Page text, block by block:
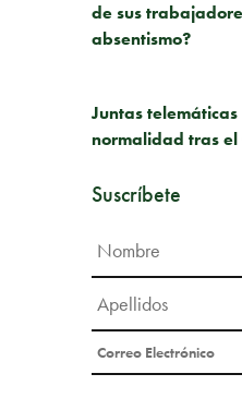
de sus
absentismo?
Juntas
normalidad tras el
Suscríbete